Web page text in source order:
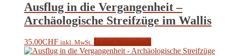
Ausflug in die Vergangenheit –
Archäologische Streifzüge im Wallis
35.00CHF inkl. MwSt.